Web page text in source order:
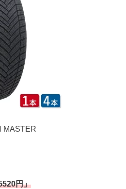
MASTER
円」